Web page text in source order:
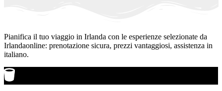
Pianifica il tuo viaggio in Irlanda con le esperienze selezionate da
Irlandaonline: prenotazione sicura, prezzi vantaggiosi, assistenza in
italiano.